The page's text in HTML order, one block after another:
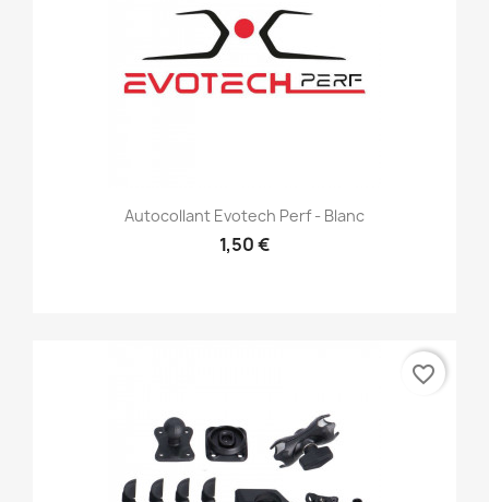
Autocollant Evotech Perf - Blanc
1,50 €
favorite_border